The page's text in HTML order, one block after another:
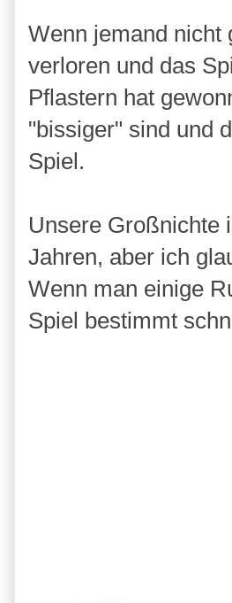
Wenn jemand nicht
verloren und das
Pflastern hat
"bissiger" sind und
Spiel.
Unsere Großnichte
Jahren, aber ich
Wenn man einige
Spiel bestimmt